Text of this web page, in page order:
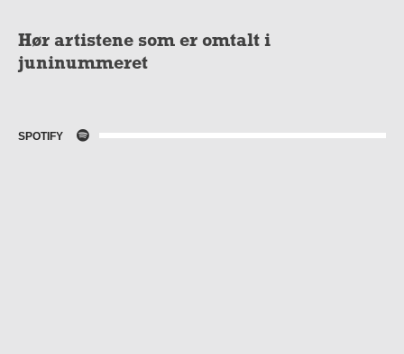
Hør artistene som er omtalt i
juninummeret
SPOTIFY